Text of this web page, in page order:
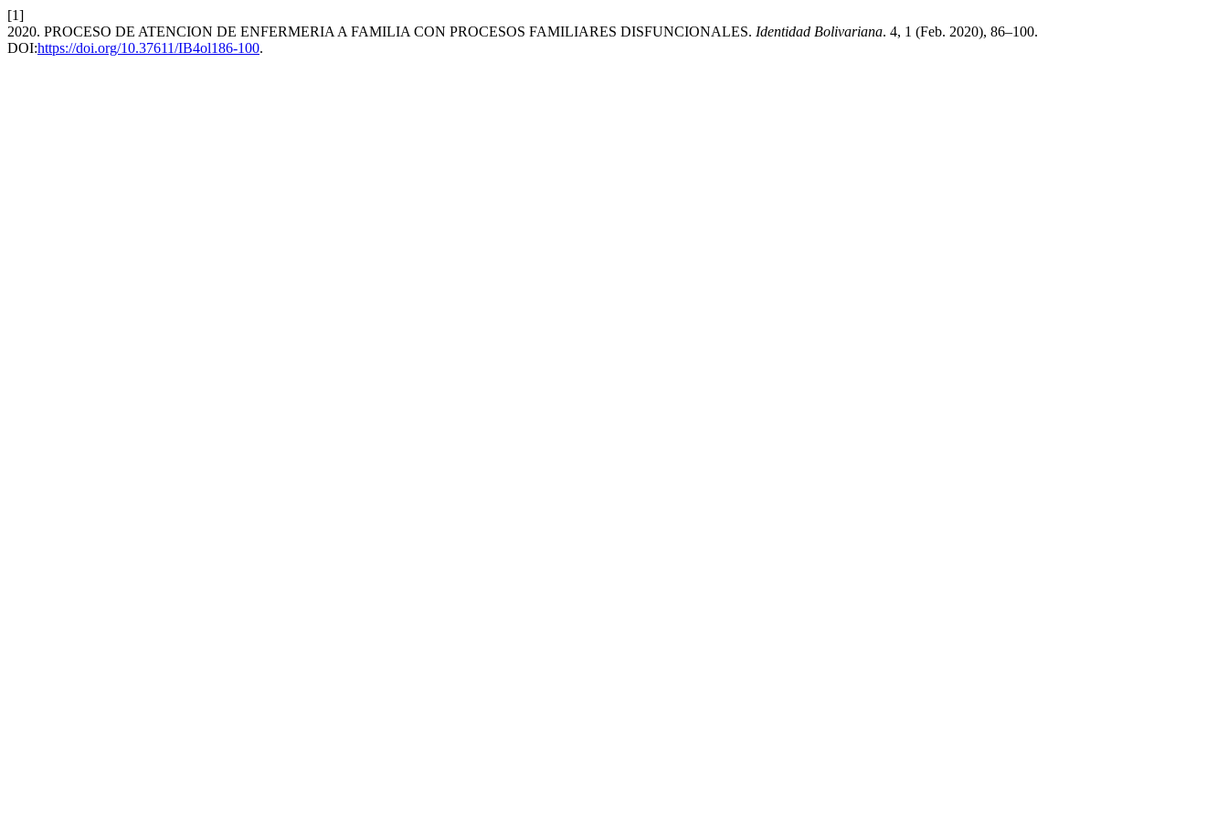
[1]
2020. PROCESO DE ATENCION DE ENFERMERIA A FAMILIA CON PROCESOS FAMILIARES DISFUNCIONALES. Identidad Bolivariana. 4, 1 (Feb. 2020), 86–100.
DOI:https://doi.org/10.37611/IB4ol186-100.